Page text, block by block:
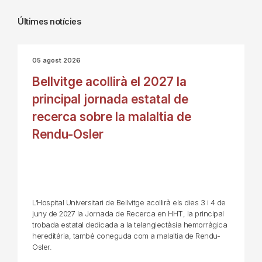
Últimes notícies
05 agost 2026
Bellvitge acollirà el 2027 la
principal jornada estatal de
recerca sobre la malaltia de
Rendu-Osler
L’Hospital Universitari de Bellvitge acollirà els dies 3 i 4 de
juny de 2027 la Jornada de Recerca en HHT, la principal
trobada estatal dedicada a la telangiectàsia hemorràgica
hereditària, també coneguda com a malaltia de Rendu-
Osler.